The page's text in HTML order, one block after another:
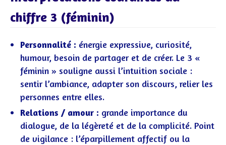
chiffre 3 (féminin)
Personnalité : énergie expressive, curiosité,
humour, besoin de partager et de créer. Le 3 «
féminin » souligne aussi l’intuition sociale :
sentir l’ambiance, adapter son discours, relier les
personnes entre elles.
Relations / amour : grande importance du
dialogue, de la légèreté et de la complicité. Point
de vigilance : l’éparpillement affectif ou la